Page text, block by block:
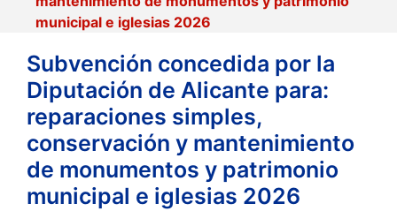
municipal e iglesias 2026
Subvención concedida por la
Diputación de Alicante para:
reparaciones simples,
conservación y mantenimiento
de monumentos y patrimonio
municipal e iglesias 2026